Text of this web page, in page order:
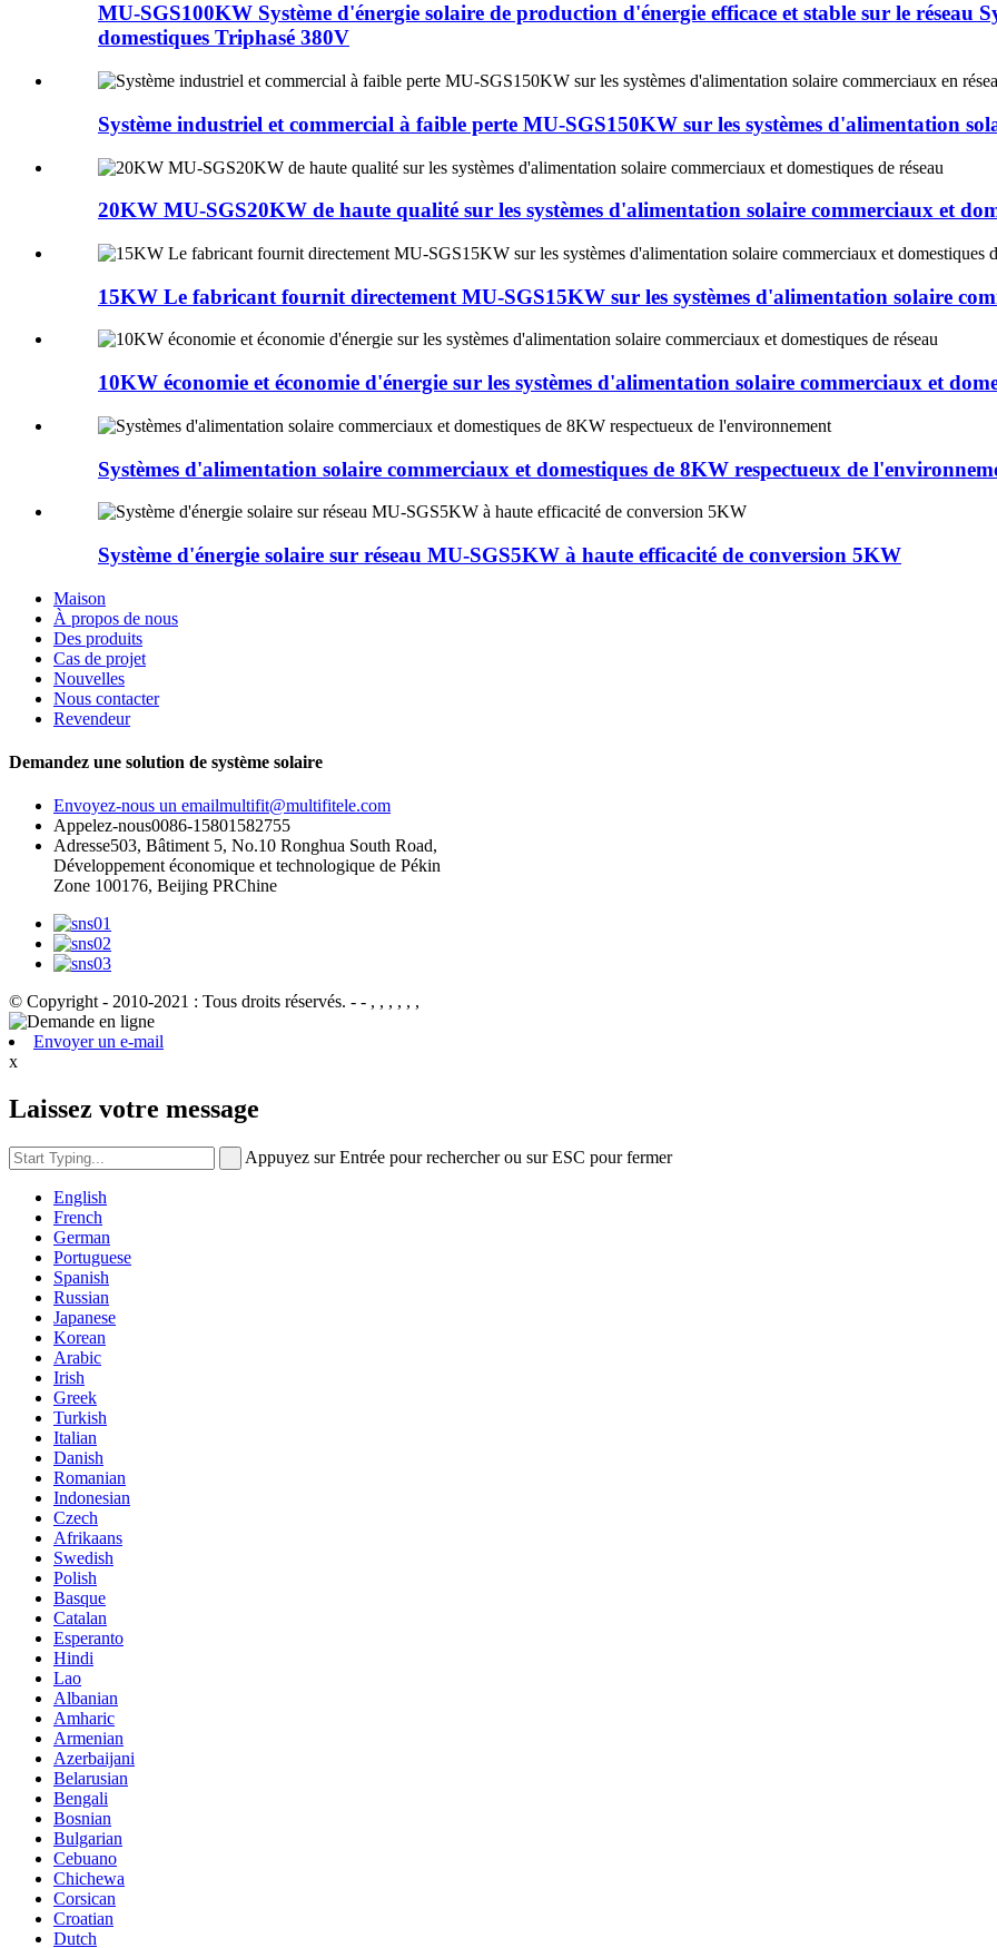
MU-SGS100KW Système d'énergie solaire de production d'énergie efficace et stable sur le réseau
domestiques Triphasé 380V
Système industriel et commercial à faible perte MU-SGS150KW sur les systèmes d'alimentation
20KW MU-SGS20KW de haute qualité sur les systèmes d'alimentation solaire commerciaux et
15KW Le fabricant fournit directement MU-SGS15KW sur les systèmes d'alimentation solaire
10KW économie et économie d'énergie sur les systèmes d'alimentation solaire commerciaux et
Systèmes d'alimentation solaire commerciaux et domestiques de 8KW respectueux de
Système d'énergie solaire sur réseau MU-SGS5KW à haute efficacité de conversion 5KW
Maison
À propos de nous
Des produits
Cas de projet
Nouvelles
Nous contacter
Revendeur
Demandez une solution de système solaire
Envoyez-nous un emailmultifit@multifitele.com
Appelez-nous0086-15801582755
Adresse503, Bâtiment 5, No.10 Ronghua South Road,
Développement économique et technologique de Pékin
Zone 100176, Beijing PRChine
© Copyright - 2010-2021 : Tous droits réservés. - - , , , , , ,
Envoyer un e-mail
x
Laissez votre message
Appuyez sur Entrée pour rechercher ou sur ESC pour fermer
English
French
German
Portuguese
Spanish
Russian
Japanese
Korean
Arabic
Irish
Greek
Turkish
Italian
Danish
Romanian
Indonesian
Czech
Afrikaans
Swedish
Polish
Basque
Catalan
Esperanto
Hindi
Lao
Albanian
Amharic
Armenian
Azerbaijani
Belarusian
Bengali
Bosnian
Bulgarian
Cebuano
Chichewa
Corsican
Croatian
Dutch